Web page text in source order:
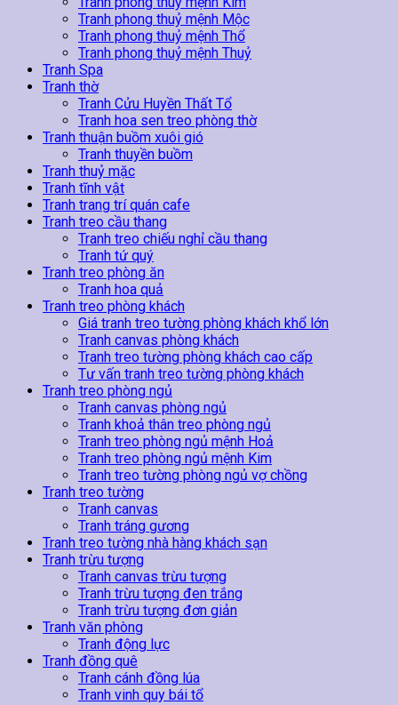
Tranh phong thuỷ mệnh Mộc
Tranh phong thuỷ mệnh Thổ
Tranh phong thuỷ mệnh Thuỷ
Tranh Spa
Tranh thờ
Tranh Cửu Huyền Thất Tổ
Tranh hoa sen treo phòng thờ
Tranh thuận buồm xuôi gió
Tranh thuyền buồm
Tranh thuỷ mặc
Tranh tĩnh vật
Tranh trang trí quán cafe
Tranh treo cầu thang
Tranh treo chiếu nghỉ cầu thang
Tranh tứ quý
Tranh treo phòng ăn
Tranh hoa quả
Tranh treo phòng khách
Giá tranh treo tường phòng khách khổ lớn
Tranh canvas phòng khách
Tranh treo tường phòng khách cao cấp
Tư vấn tranh treo tường phòng khách
Tranh treo phòng ngủ
Tranh canvas phòng ngủ
Tranh khoả thân treo phòng ngủ
Tranh treo phòng ngủ mệnh Hoả
Tranh treo phòng ngủ mệnh Kim
Tranh treo tường phòng ngủ vợ chồng
Tranh treo tường
Tranh canvas
Tranh tráng gương
Tranh treo tường nhà hàng khách sạn
Tranh trừu tượng
Tranh canvas trừu tượng
Tranh trừu tượng đen trắng
Tranh trừu tượng đơn giản
Tranh văn phòng
Tranh động lực
Tranh đồng quê
Tranh cánh đồng lúa
Tranh vinh quy bái tổ